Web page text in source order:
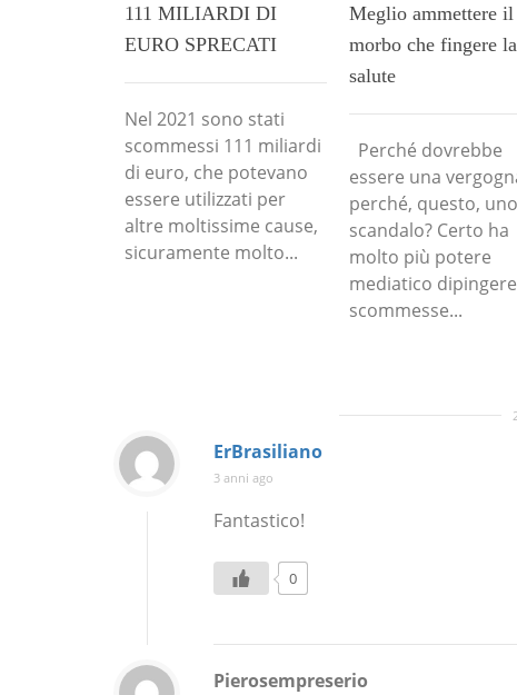
111 MILIARDI DI
EURO SPRECATI
Nel 2021 sono stati
scommessi 111 miliardi
di euro, che potevano
essere utilizzati per
altre moltissime cause,
sicuramente molto...
Meglio ammettere il
morbo che fingere la
salute
Perché dovrebbe
essere una
perché, questo, uno
scandalo? Certo ha
molto più potere
mediatico
scommesse...
ErBrasiliano
3 anni ago
Fantastico!
0
Pierosempreserio